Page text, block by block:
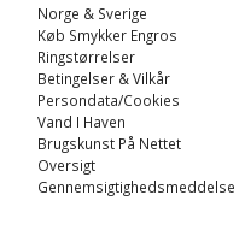
Norge & Sverige
Køb Smykker Engros
Ringstørrelser
Betingelser & Vilkår
Persondata/Cookies
Vand I Haven
Brugskunst På Nettet
Oversigt
Gennemsigtighedsmeddelse